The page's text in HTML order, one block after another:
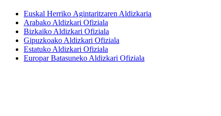
Euskal Herriko Agintaritzaren Aldizkaria
Arabako Aldizkari Ofiziala
Bizkaiko Aldizkari Ofiziala
Gipuzkoako Aldizkari Ofiziala
Estatuko Aldizkari Ofiziala
Europar Batasuneko Aldizkari Ofiziala